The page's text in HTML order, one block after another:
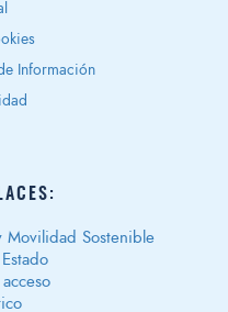
Información
Movilidad Sostenible